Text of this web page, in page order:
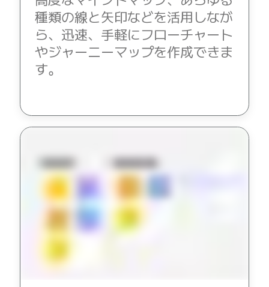
種類の線と矢印などを活用しなが
ら、迅速、手軽にフローチャート
やジャーニーマップを作成できま
す。